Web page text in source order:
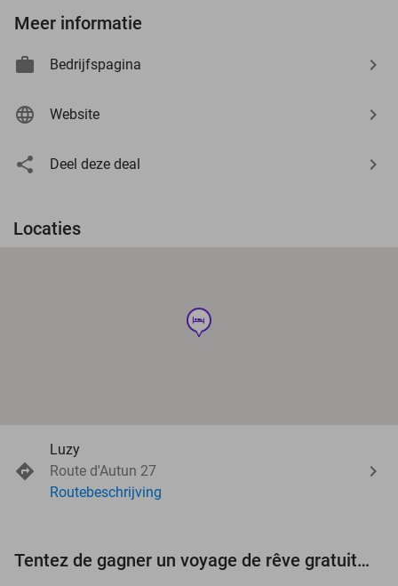
Meer informatie
Bedrijfspagina
Website
Deel deze deal
Locaties
hotel
Luzy
Route d'Autun 27
Routebeschrijving
Tentez de gagner un voyage de rêve gratuit d'une valeur de 3.000 € !